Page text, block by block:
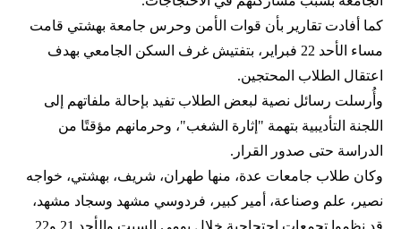
كما أفادت تقارير بأن قوات الأمن وحرس جامعة بهشتي قامت
مساء الأحد 22 فبراير، بتفتيش غرف السكن الجامعي بهدف
اعتقال الطلاب المحتجين.
وأُرسلت رسائل نصية لبعض الطلاب تفيد بإحالة ملفاتهم إلى
اللجنة التأديبية بتهمة "إثارة الشغب"، وحرمانهم مؤقتًا من
الدراسة حتى صدور القرار.
وكان طلاب جامعات عدة، منها طهران، شريف، بهشتي، خواجه
نصير، علم وصناعة، أمير كبير، فردوسي مشهد وسجاد مشهد،